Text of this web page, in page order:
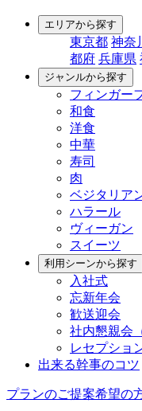
エリアから探す
東京都 神奈
都府 兵庫県
ジャンルから探す
フィンガー
和食
洋食
中華
寿司
肉
ベジタリア
ハラール
ヴィーガン
スイーツ
利用シーンから探す
入社式
忘新年会
歓送迎会
社内懇親会
レセプショ
出来る幹事のコツ
プランのご提案希望の